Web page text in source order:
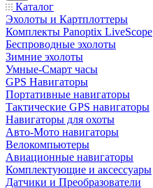
Каталог
Эхолоты и Картплоттеры
Комплекты Panoptix LiveScope
Беспроводные эхолоты
Зимние эхолоты
Умные-Смарт часы
GPS Навигаторы
Портативные навигаторы
Тактические GPS навигаторы
Навигаторы для охоты
Авто-Мото навигаторы
Велокомпьютеры
Авиационные навигаторы
Комплектующие и аксессуары
Датчики и Преобразователи